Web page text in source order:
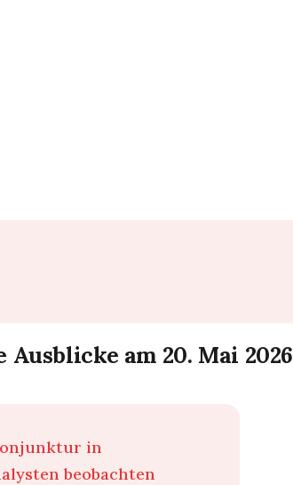
am 20. Mai 2026
in
beobachten